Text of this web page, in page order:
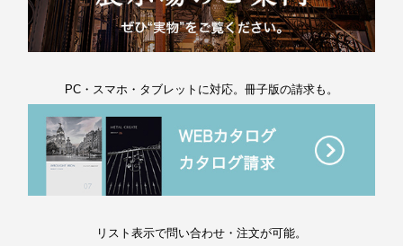
PC・スマホ・タブレットに対応。冊子版の請求も。
リスト表示で問い合わせ・注文が可能。